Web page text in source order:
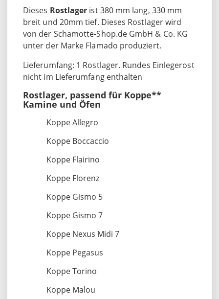
Dieses Rostlager ist 380 mm lang, 330 mm
breit und 20mm tief. Dieses Rostlager wird
von der Schamotte-Shop.de GmbH & Co. KG
unter der Marke Flamado produziert.
Lieferumfang: 1 Rostlager. Rundes Einlegerost
nicht im Lieferumfang enthalten
Rostlager, passend für Koppe**
Kamine und Öfen
Koppe Allegro
Koppe Boccaccio
Koppe Flairino
Koppe Florenz
Koppe Gismo 5
Koppe Gismo 7
Koppe Nexus Midi 7
Koppe Pegasus
Koppe Torino
Koppe Malou